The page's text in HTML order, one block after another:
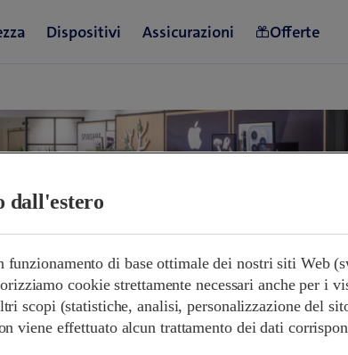
di apertura
dall'estero
di base ottimale dei nostri siti Web
cookie strettamente necessari anche per i
scopi (statistiche, analisi, personalizzazione del
viene effettuato alcun trattamento dei dati